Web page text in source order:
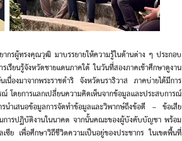
ผู้ทรงคุณวุฒิ มาบรรยายให้ความรู้ในด้านต่าง ๆ ประกอบ
เรียนรู้จังหวัดชายแดนภาคใต้ ในวันที่สองภาคเช้าศึกษาดูงาน
องมาจากพระราชดำริ จังหวัดนราธิวาส ภาคบ่ายได้มีการ
ดยการแลกเปลี่ยนความคิดเห็นจากข้อมูลและประสบการณ์
ำเสนอข้อมูลการจัดทำข้อมูลและวิพากษ์ถึงข้อดี – ข้อเสีย
ารปฏิบัติงานในนาคต จากนั้นคณะของผู้บังคับบัญชา พร้อม
ซีย เพื่อศึกษาวิถีชีวิตความเป็นอยู่ของประชากร ในเขตพื้นที่